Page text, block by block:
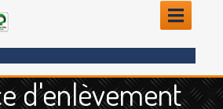
d'enlèvement